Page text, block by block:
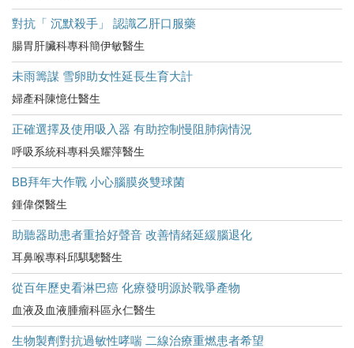
對抗「 沉默殺手」 認識乙肝口服藥
腸胃肝臟科專科簡伊敏醫生
未雨籌謀 雪卵助女性延長生育大計
婦產科陳憶仕醫生
正確選擇及使用吸入器 有助控制慢阻肺病情況
呼吸系統科專科吳耀萍醫生
BB拜年大作戰 小心腦膜炎雙球菌
鍾偉傑醫生
助聽器助患者重拾好聲音 改善情緒延緩腦退化
耳鼻喉專科邱騏驄醫生
從百年歷史看淋巴癌 化療發明源於戰爭產物
血液及血液腫瘤科區永仁醫生
生物製劑對抗過敏性哮喘 二線治療重燃患者希望